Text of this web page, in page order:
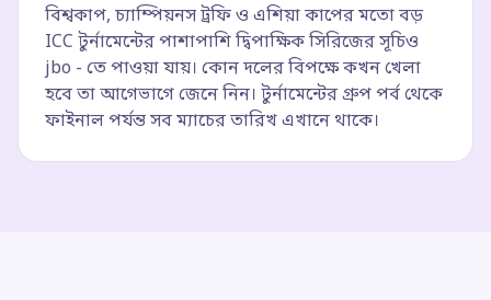
বিশ্বকাপ, চ্যাম্পিয়নস ট্রফি ও এশিয়া কাপের মতো বড়
ICC টুর্নামেন্টের পাশাপাশি দ্বিপাক্ষিক সিরিজের সূচিও
jbo - তে পাওয়া যায়। কোন দলের বিপক্ষে কখন খেলা
হবে তা আগেভাগে জেনে নিন। টুর্নামেন্টের গ্রুপ পর্ব থেকে
ফাইনাল পর্যন্ত সব ম্যাচের তারিখ এখানে থাকে।